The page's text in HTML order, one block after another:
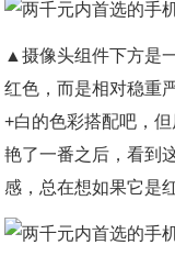
▲摄像头组件下方是
红色，而是相对稳重
+白的色彩搭配吧，
艳了一番之后，看到
感，总在想如果它